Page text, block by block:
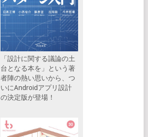
「設計に関する議論の土
台となる本を」という著
者陣の熱い思いから、つ
いにAndroidアプリ設計
の決定版が登場！